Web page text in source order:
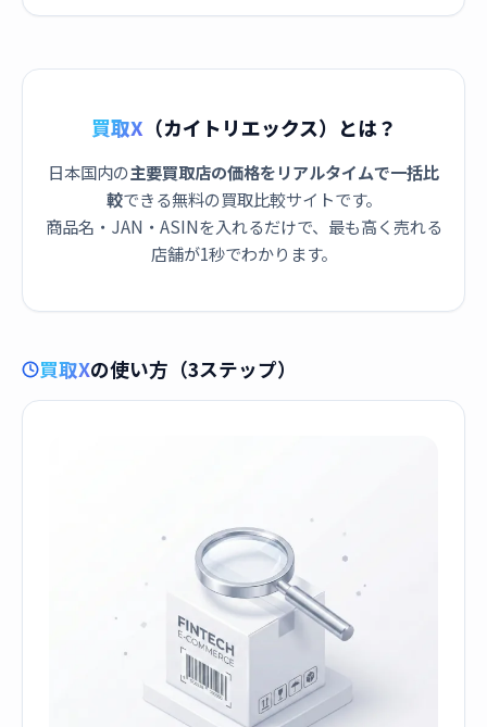
買取X （カイトリエックス）とは？
日本国内の主要買取店の価格をリアルタイムで一括比
較できる無料の買取比較サイトです。
商品名・JAN・ASINを入れるだけで、最も高く売れる
店舗が1秒でわかります。
買取Xの使い方（3ステップ）